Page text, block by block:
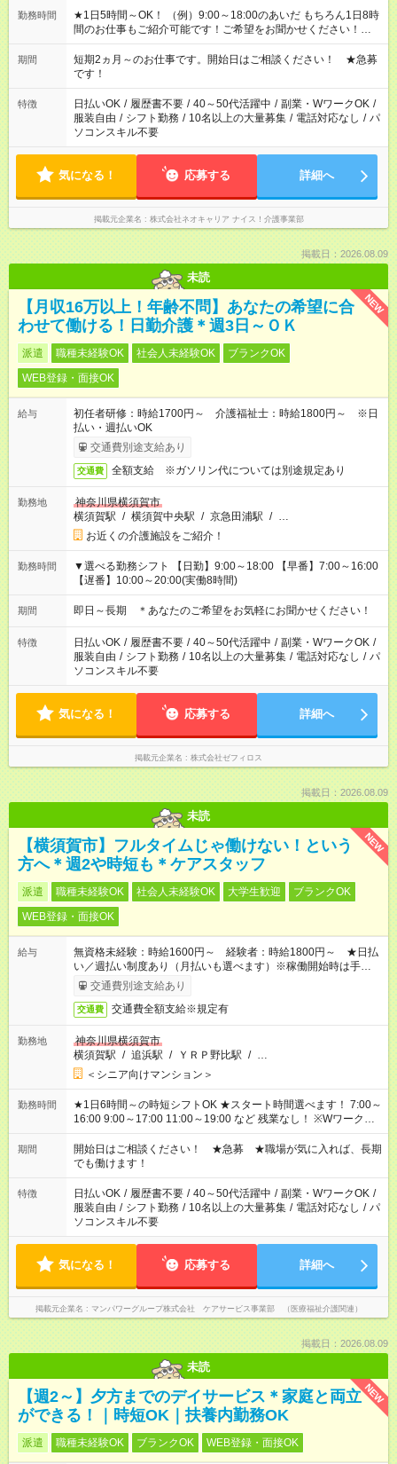
勤務時間
★1日5時間～OK！ （例）9:00～18:00のあいだ もちろん1日8時
間のお仕事もご紹介可能です！ご希望をお聞かせください！★家
庭の都合でお休みが必要な場合も遠慮なくご相談ください。 ※
週最低15時間以上の勤務が必要です
期間
短期2ヵ月～のお仕事です。開始日はご相談ください！ ★急募
です！
特徴 日払いOK / 履歴書不要 / 40～50代活躍中 / 副業・WワークOK /
服装自由 / シフト勤務 / 10名以上の大量募集 / 電話対応なし / パ
ソコンスキル不要
気になる！ 応募する 詳細へ
掲載元企業名 株式会社ネオキャリア ナイス！介護事業部
掲載日：2026.08.09
未読
NEW
【月収16万以上！年齢不問】あなたの希望に合
わせて働ける！日勤介護＊週3日～ＯＫ
派遣 職種未経験OK 社会人未経験OK
ブランクOK
WEB登録・面接OK
給与
初任者研修：時給1700円～ 介護福祉士：時給1800円～ ※日
払い・週払いOK
交通費別途支給あり
交通費 全額支給 ※ガソリン代については別途規定あり
勤務地
神奈川県横須賀市
横須賀駅 / 横須賀中央駅 / 京急田浦駅 / …
お近くの介護施設をご紹介！
勤務時間
▼選べる勤務シフト 【日勤】9:00～18:00 【早番】7:00～16:00
【遅番】10:00～20:00(実働8時間)
期間 即日～長期 ＊あなたのご希望をお気軽にお聞かせください！
特徴 日払いOK / 履歴書不要 / 40～50代活躍中 / 副業・WワークOK /
服装自由 / シフト勤務 / 10名以上の大量募集 / 電話対応なし / パ
ソコンスキル不要
気になる！ 応募する 詳細へ
掲載元企業名 株式会社ゼフィロス
掲載日：2026.08.09
未読
NEW
【横須賀市】フルタイムじゃ働けない！という
方へ＊週2や時短も＊ケアスタッフ
派遣 職種未経験OK 社会人未経験OK 大学生歓迎
ブランクOK
WEB登録・面接OK
給与
無資格未経験：時給1600円～ 経験者：時給1800円～ ★日払
い／週払い制度あり（月払いも選べます）※稼働開始時は手続き
完了次第のお支払いとなります。
交通費別途支給あり
交通費 交通費全額支給※規定有
勤務地
神奈川県横須賀市
横須賀駅 / 追浜駅 / ＹＲＰ野比駅 / …
＜シニア向けマンション＞
勤務時間
★1日6時間～の時短シフトOK ★スタート時間選べます！ 7:00～
16:00 9:00～17:00 11:00～19:00 など 残業なし！ ※Wワークの
場合、他のお仕事と合わせ週40時間超の就業はご案内できませ
ん ※法令に基づき、週20時間以上勤務は社会保険への加入対象
となります ※労働者派遣法（日雇い派遣の原則禁止）により、
短時間・短期間の就業はご案内が難しい場合があります
期間
開始日はご相談ください！ ★急募 ★職場が気に入れば、長期
でも働けます！
特徴 日払いOK / 履歴書不要 / 40～50代活躍中 / 副業・WワークOK /
服装自由 / シフト勤務 / 10名以上の大量募集 / 電話対応なし / パ
ソコンスキル不要
気になる！ 応募する 詳細へ
掲載元企業名 マンパワーグループ株式会社 ケアサービス事業部 （医療福祉介護関連）
掲載日：2026.08.09
未読
NEW
【週2～】夕方までのデイサービス＊家庭と両立
ができる！｜時短OK｜扶養内勤務OK
派遣 職種未経験OK ブランクOK WEB登録・面接OK